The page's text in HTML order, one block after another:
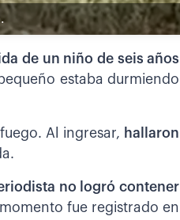
de un niño de seis años
estaba durmiendo
Al ingresar, hallaron
no logró contener
fue registrado en